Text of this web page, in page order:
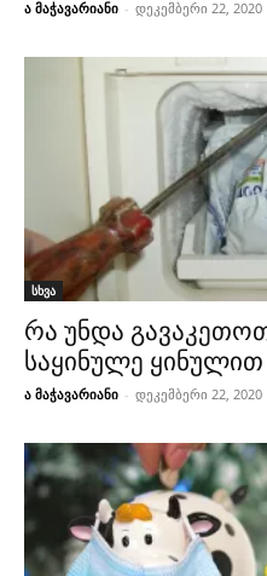
ა მაჭავარიანი - დეკემბერი 22, 2020
სხვა
რა უნდა
საყინულე ყინულით
ა მაჭავარიანი - დეკემბერი 22, 2020